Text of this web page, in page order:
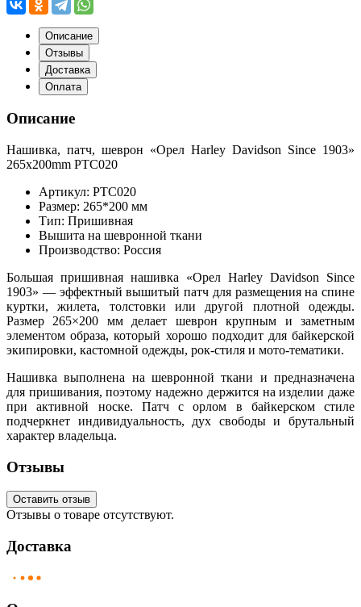
Описание
Отзывы
Доставка
Оплата
Описание
Нашивка, патч, шеврон «Орел Harley Davidson Since 1903»
265x200mm PTC020
Артикул: PTC020
Размер: 265*200 мм
Тип: Пришивная
Вышита на шевронной ткани
Производство: Россия
Большая пришивная нашивка
«Орел Harley Davidson Since
1903» — эффектный вышитый патч для размещения на спине
куртки, жилета, толстовки или другой плотной одежды.
Размер 265×200 мм делает шеврон крупным и заметным
элементом образа, который хорошо подходит для байкерской
экипировки, кастомной одежды, рок-стиля и мото-тематики.
Нашивка выполнена на шевронной ткани и предназначена
для пришивания, поэтому надежно держится на изделии даже
при активной носке. Патч с орлом в байкерском стиле
подчеркнет индивидуальность, дух свободы и брутальный
характер владельца.
Отзывы
Оставить отзыв
Отзывы о товаре отсутствуют.
Доставка